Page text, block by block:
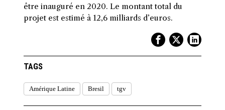
être inauguré en 2020. Le montant total du
projet est estimé à 12,6 milliards d’euros.
TAGS
Amérique Latine Bresil tgv